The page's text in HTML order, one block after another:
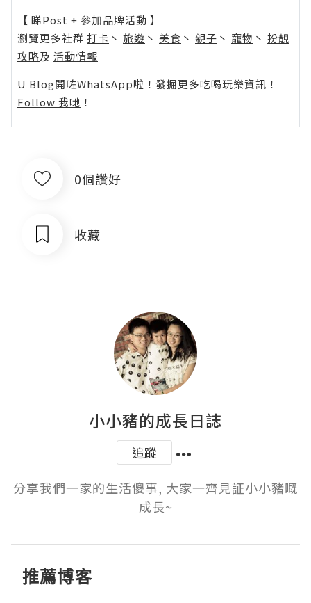
【 睇Post + 參加品牌活動 】
瀏覽更多社群 打卡 丶 旅遊 丶 美食 丶 親子 丶 寵物 丶 扮靚
攻略及 活動情報
U Blog開咗WhatsApp啦！發掘更多吃喝玩樂資訊！
Follow 我哋 ！
0個讚好
收藏
小小豬的成長日誌
追蹤
分享我們一家的生活傻事, 大家一齊見証小小豬嘅
成長~
推薦博客